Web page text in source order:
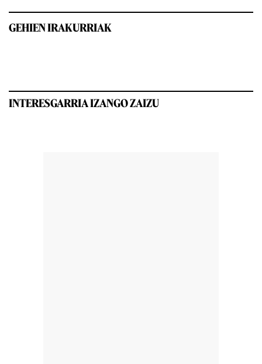
GEHIEN IRAKURRIAK
INTERESGARRIA IZANGO ZAIZU